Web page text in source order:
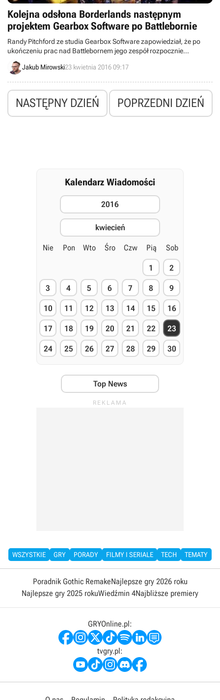
Kolejna odsłona Borderlands następnym
projektem Gearbox Software po Battlebornie
Randy Pitchford ze studia Gearbox Software zapowiedział, że po
ukończeniu prac nad Battlebornem jego zespół rozpocznie
produkcję kolejnej części Borderlands. Poznaliśmy też dyrektora
artystycznego oraz scenarzystę nowej odsłony cyklu.
Jakub Mirowski23 kwietnia 2016 09:17
NASTĘPNY DZIEŃ POPRZEDNI DZIEŃ
Kalendarz Wiadomości
2016
kwiecień
Nie Pon Wto Śro Czw Pią Sob
1 2
3 4 5 6 7 8 9
10 11 12 13 14 15 16
17 18 19 20 21 22 23
24 25 26 27 28 29 30
Top News
WSZYSTKIE GRY PORADY FILMY I SERIALE TECH TEMATY
Poradnik Gothic RemakeNajlepsze gry 2026 roku
Najlepsze gry 2025 rokuWiedźmin 4Najbliższe premiery
GRYOnline.pl:
tvgry.pl: